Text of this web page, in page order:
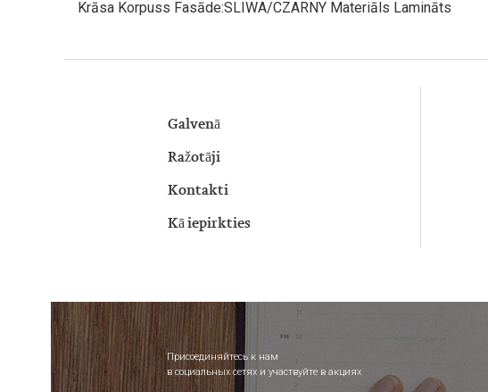
Krāsa Korpuss Fasāde:SLIWA/CZARNY Materiāls Lamināts
Galvenā
Ražotāji
Kontakti
Kā iepirkties
Присоединяйтесь к нам
в социальных сетях и участвуйте в акциях